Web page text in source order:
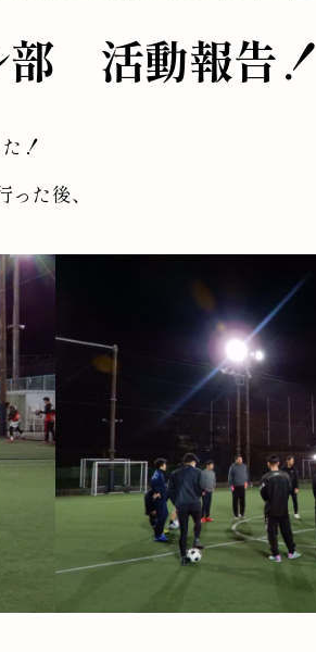
部 活動報告！
！
た後、